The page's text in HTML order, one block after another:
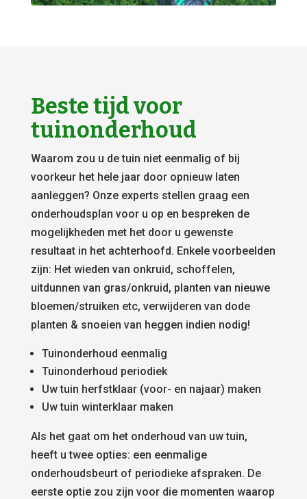
Beste tijd voor
tuinonderhoud
Waarom zou u de tuin niet eenmalig of bij
voorkeur het hele jaar door opnieuw laten
aanleggen? Onze experts stellen graag een
onderhoudsplan voor u op en bespreken de
mogelijkheden met het door u gewenste
resultaat in het achterhoofd. Enkele voorbeelden
zijn: Het wieden van onkruid, schoffelen,
uitdunnen van gras/onkruid, planten van nieuwe
bloemen/struiken etc, verwijderen van dode
planten & snoeien van heggen indien nodig!
Tuinonderhoud eenmalig
Tuinonderhoud periodiek
Uw tuin herfstklaar (voor- en najaar) maken
Uw tuin winterklaar maken
Als het gaat om het onderhoud van uw tuin,
heeft u twee opties: een eenmalige
onderhoudsbeurt of periodieke afspraken. De
eerste optie zou zijn voor die momenten waarop